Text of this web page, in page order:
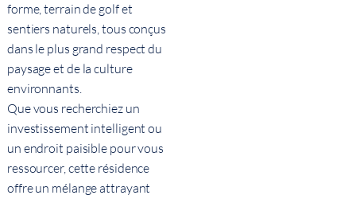
forme, terrain de golf et
sentiers naturels, tous conçus
dans le plus grand respect du
paysage et de la culture
environnants.
Que vous recherchiez un
investissement intelligent ou
un endroit paisible pour vous
ressourcer, cette résidence
offre un mélange attrayant